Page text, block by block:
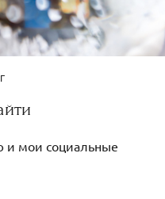
и мои социальные